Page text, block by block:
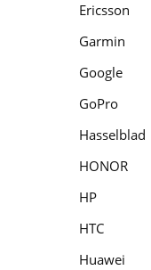
Ericsson
Garmin
Google
GoPro
Hasselblad
HONOR
HP
HTC
Huawei